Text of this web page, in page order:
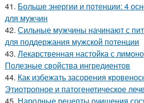
41. Больше энергии и потенции: 4
для мужчин
42. Сильные мужчины начинают с
для поддержания мужской потенции
43. Лекарственная настойка с
Полезные свойства ингредиентов
44. Как избежать засорения
Этиотропное и патогенетическое